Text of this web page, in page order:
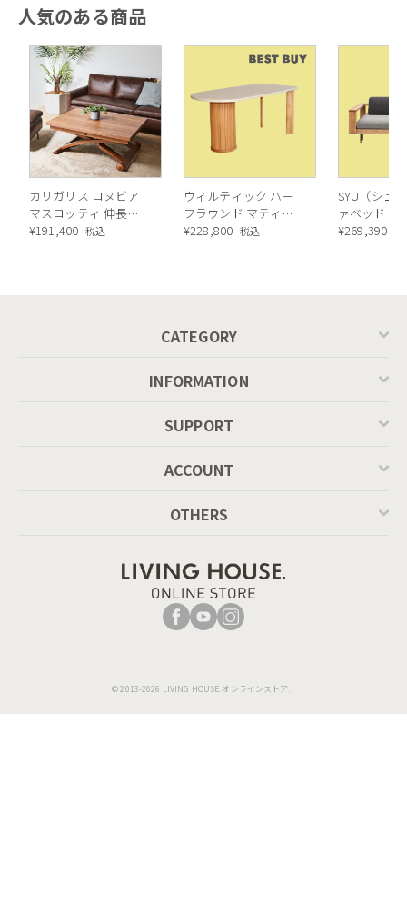
人気のある商品
カリガリス コヌビア
マスコッティ 伸長・
昇降式テーブル ／
¥191,400 税込
ウィルティック ハー
フラウンド マティエ
ラ塗装 ダイニングテ
¥228,800 税込
SYU（シュ
ァベッド（
ル）190cm
¥269,390
CATEGORY
INFORMATION
SUPPORT
ACCOUNT
OTHERS
© 2013-2026 LIVING HOUSE.オンラインストア.